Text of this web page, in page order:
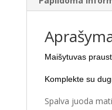
Maišytuvas
Komplekte su
Spalva juoda